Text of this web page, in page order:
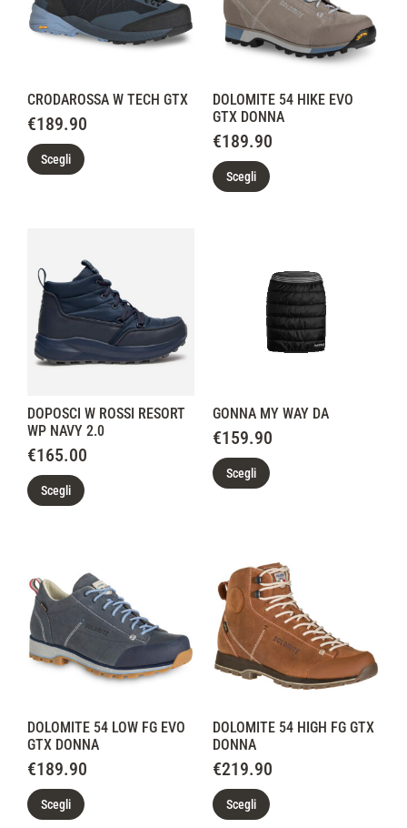
CRODAROSSA W TECH GTX
€189.90
Scegli
DOLOMITE 54 HIKE EVO
GTX DONNA
€189.90
Scegli
DOPOSCI W ROSSI RESORT
WP NAVY 2.0
€165.00
Scegli
GONNA MY WAY DA
€159.90
Scegli
DOLOMITE 54 LOW FG EVO
GTX DONNA
€189.90
Scegli
DOLOMITE 54 HIGH FG GTX
DONNA
€219.90
Scegli